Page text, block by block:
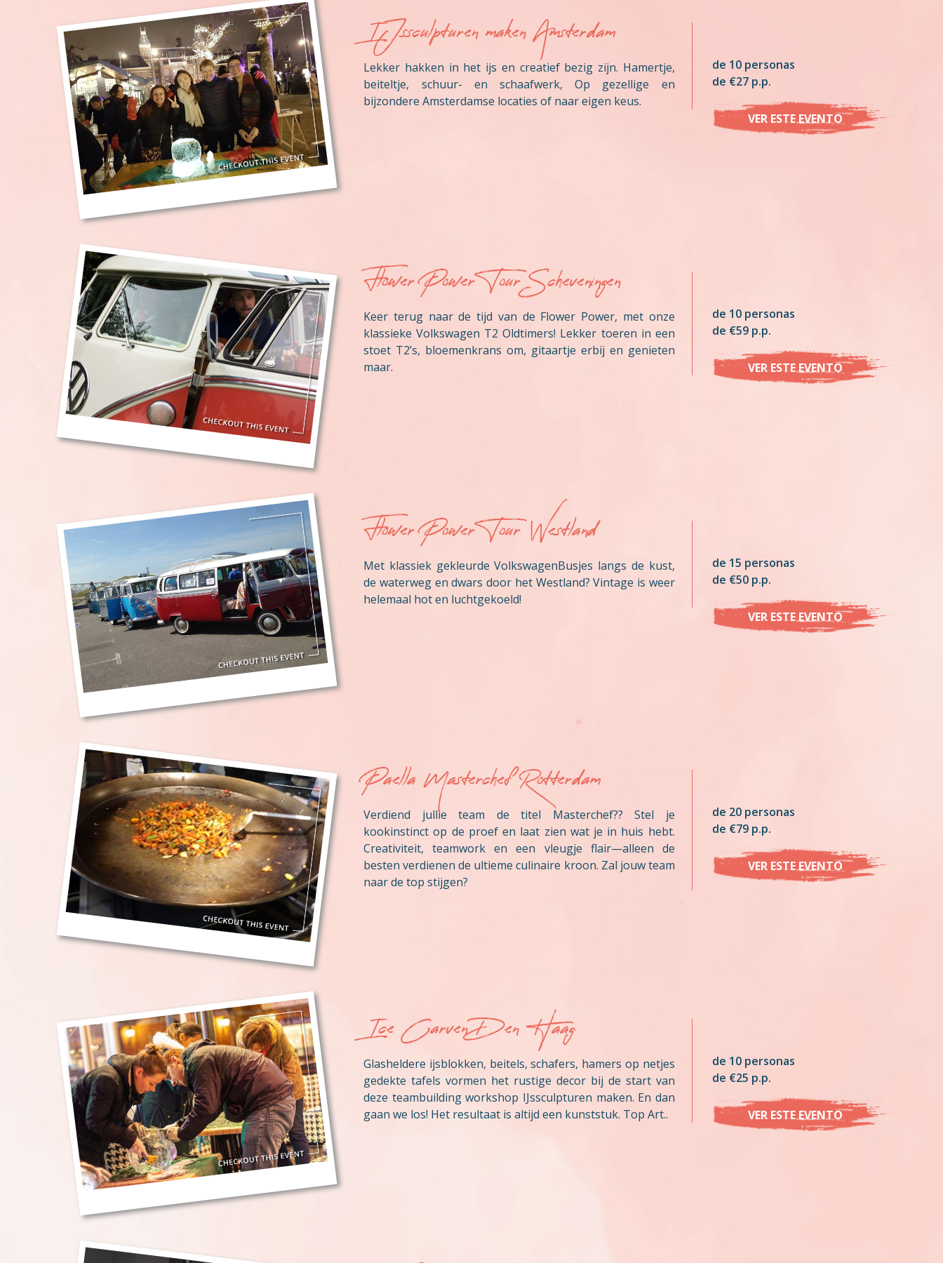
IJssculpturen maken Amsterdam
Lekker hakken in het ijs en creatief bezig zijn. Hamertje,
beiteltje, schuur- en schaafwerk, Op gezellige en
bijzondere Amsterdamse locaties of naar eigen keus.
de 10 personas
de €27 p.p.
VER ESTE EVENTO
Flower Power Tour Scheveningen
Keer terug naar de tijd van de Flower Power, met onze
klassieke Volkswagen T2 Oldtimers! Lekker toeren in een
stoet T2’s, bloemenkrans om, gitaartje erbij en genieten
maar.
de 10 personas
de €59 p.p.
VER ESTE EVENTO
Flower Power Tour Westland
Met klassiek gekleurde VolkswagenBusjes langs de kust,
de waterweg en dwars door het Westland? Vintage is weer
helemaal hot en luchtgekoeld!
de 15 personas
de €50 p.p.
VER ESTE EVENTO
Paella Masterchef Rotterdam
Verdiend jullie team de titel Masterchef?? Stel je
kookinstinct op de proef en laat zien wat je in huis hebt.
Creativiteit, teamwork en een vleugje flair—alleen de
besten verdienen de ultieme culinaire kroon. Zal jouw team
naar de top stijgen?
de 20 personas
de €79 p.p.
VER ESTE EVENTO
Ice Carven Den Haag
Glasheldere ijsblokken, beitels, schafers, hamers op netjes
gedekte tafels vormen het rustige decor bij de start van
deze teambuilding workshop IJssculpturen maken. En dan
gaan we los! Het resultaat is altijd een kunststuk. Top Art..
de 10 personas
de €25 p.p.
VER ESTE EVENTO